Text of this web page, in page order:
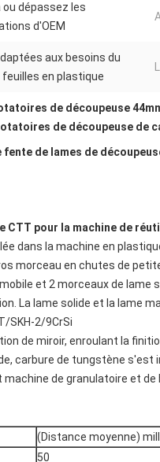
ou dépassez les
d'OEM
aux besoins du
en plastique
de découpeuse
de découpeuse de
de lames de
CTT pour la machine de
dans la machine en
morceau en chutes de
et 2 morceaux de
La lame solide et la lame
SKH-2/9CrSi
de miroir, enroulant la
carbure de tungstène s'est
machine de granulatoire et de
(Distance moyenne)
50